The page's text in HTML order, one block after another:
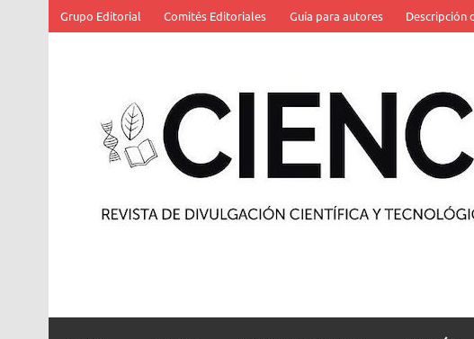
contenido
Grupo Editorial Comités Editoriales Guía para autores Descripción